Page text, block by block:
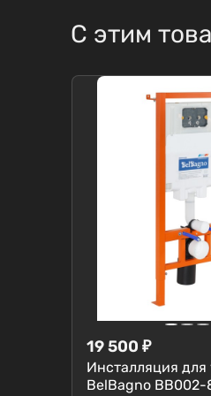
С этим
19 500 ₽
Инсталляция для
BelBagno BB002-